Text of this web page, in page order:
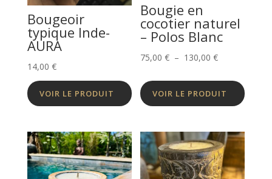
Bougeoir
typique Inde-
AURA
14,00 €
VOIR LE PRODUIT
Bougie en
cocotier naturel
– Polos Blanc
75,00€ – 130,00€Plage
prix :
75,00 €
130,00 €
VOIR LE PRODUIT